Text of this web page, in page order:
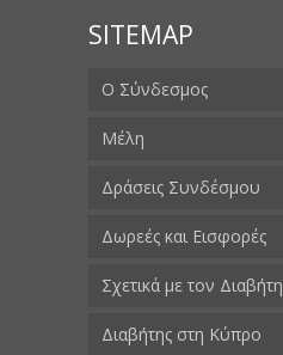
SITEMAP
Ο Σύνδεσμος
Μέλη
Δράσεις Συνδέσμου
Δωρεές και Εισφορές
Σχετικά με τον Διαβήτη
Διαβήτης στη Κύπρο